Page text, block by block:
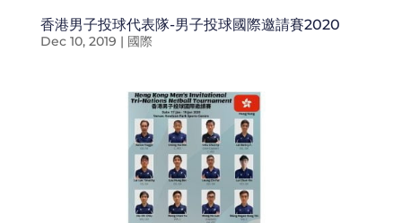
香港男子投球代表隊-男子投球國際邀請賽2020
Dec 10, 2019 | 國際